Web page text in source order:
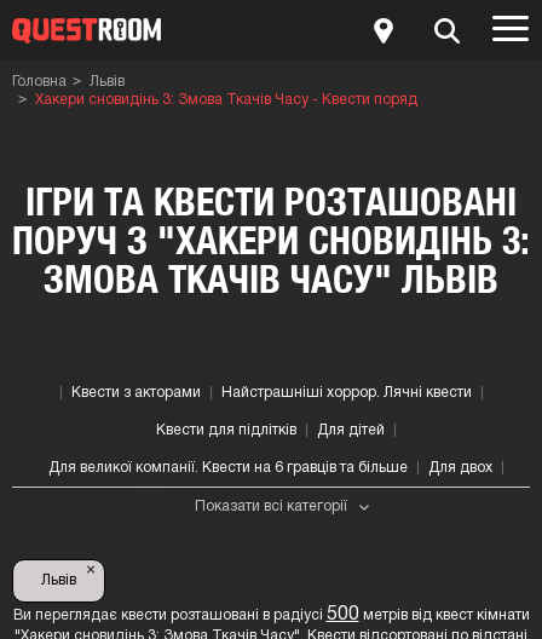
Головна
Львів
Хакери сновидінь 3: Змова Ткачів Часу - Квести поряд
ІГРИ ТА КВЕСТИ РОЗТАШОВАНІ
ПОРУЧ З "ХАКЕРИ СНОВИДІНЬ 3:
ЗМОВА ТКАЧІВ ЧАСУ" ЛЬВІВ
Квести з акторами Найстрашніші хоррор. Лячні квести
Квести для підлітків Для дітей
Для великої компанії. Квести на 6 гравців та більше Для двох
Показати всі категорії
Львів
×
Ви переглядає квести розташовані в радіусі 500 метрів від квест кімнати
"Хакери сновидінь 3: Змова Ткачів Часу". Квести відсортовані по відстані